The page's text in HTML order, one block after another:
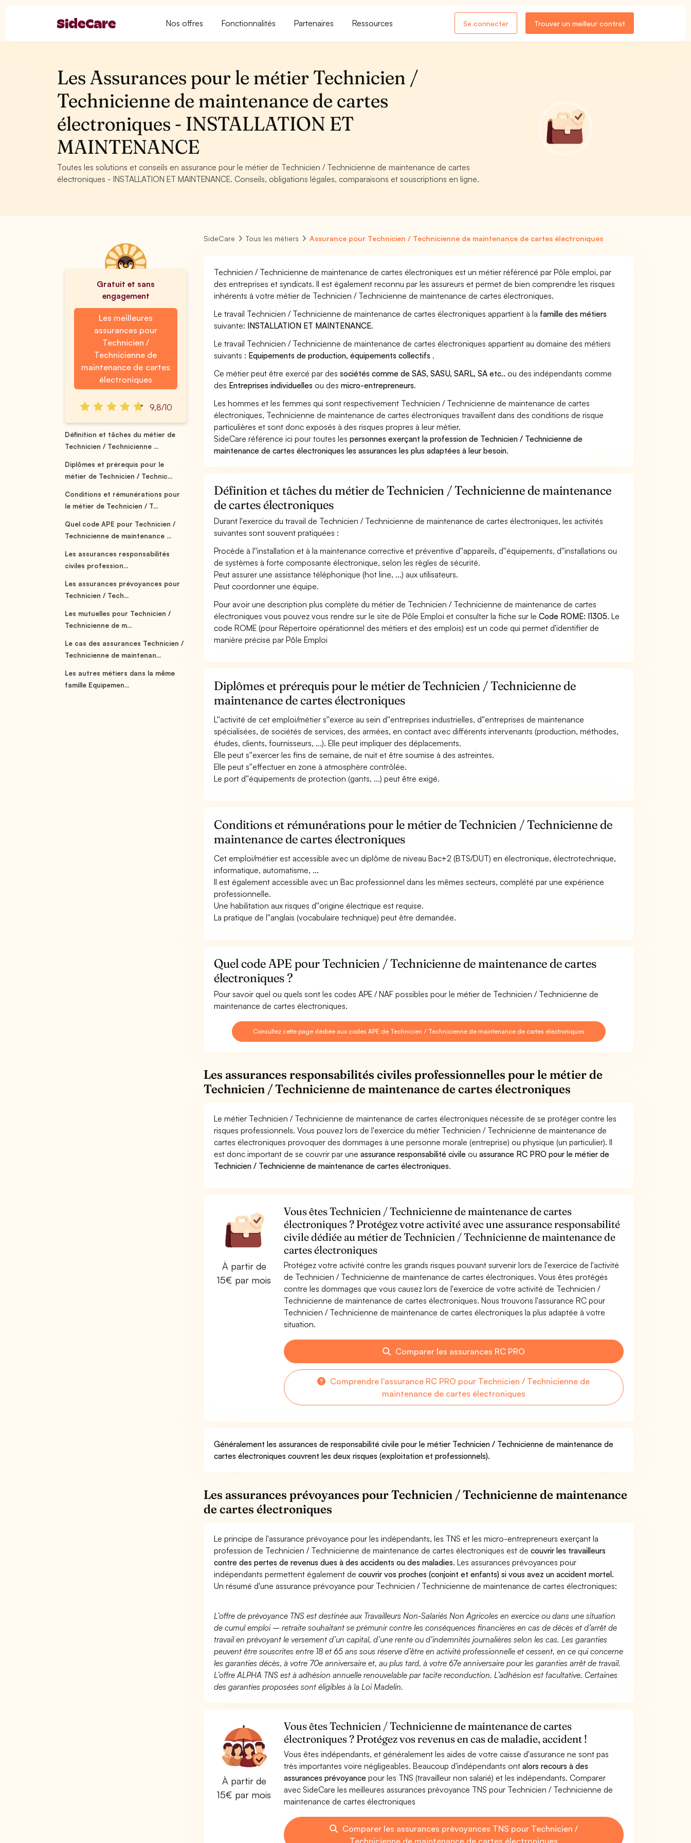
Nos offres Fonctionnalités Partenaires Ressources Se connecter Trouver un meilleur contrat
Les Assurances pour le métier Technicien /
Technicienne de maintenance de cartes
électroniques - INSTALLATION ET
MAINTENANCE
Toutes les solutions et conseils en assurance pour le métier de Technicien / Technicienne de maintenance de cartes
électroniques - INSTALLATION ET MAINTENANCE. Conseils, obligations légales, comparaisons et souscriptions en ligne.
Gratuit et sans
engagement
Les meilleures
assurances pour
Technicien /
Technicienne de
maintenance de cartes
électroniques
9,8/10
Définition et tâches du métier de
Technicien / Technicienne ...
Diplômes et prérequis pour le
métier de Technicien / Technic...
Conditions et rémunérations pour
le métier de Technicien / T...
Quel code APE pour Technicien /
Technicienne de maintenance ...
Les assurances responsabilités
civiles profession...
Les assurances prévoyances pour
Technicien / Tech...
Les mutuelles pour Technicien /
Technicienne de m...
Le cas des assurances Technicien /
Technicienne de maintenan...
Les autres métiers dans la même
famille Equipemen...
SideCare Tous les métiers Assurance pour Technicien / Technicienne de maintenance de cartes électroniques
Technicien / Technicienne de maintenance de cartes électroniques est un métier référencé par Pôle emploi, par
des entreprises et syndicats. Il est également reconnu par les assureurs et permet de bien comprendre les risques
inhérents à votre métier de Technicien / Technicienne de maintenance de cartes électroniques.
Le travail Technicien / Technicienne de maintenance de cartes électroniques appartient à la famille des métiers
suivante: INSTALLATION ET MAINTENANCE.
Le travail Technicien / Technicienne de maintenance de cartes électroniques appartient au domaine des métiers
suivants : Equipements de production, équipements collectifs .
Ce métier peut être exercé par dessociétés comme de SAS, SASU, SARL, SA etc.. ou des indépendants comme
des Entreprises individuelles ou desmicro-entrepreneurs.
Les hommes et les femmes qui sont respectivement Technicien / Technicienne de maintenance de cartes
électroniques, Technicienne de maintenance de cartes électroniques travaillent dans des conditions de risque
particulières et sont donc exposés à des risques propres à leur métier.
SideCare référence ici pour toutes lespersonnes exerçant la profession de Technicien / Technicienne de
maintenance de cartes électroniques les assurances les plus adaptées à leur besoin.
Définition et tâches du métier de Technicien / Technicienne de maintenance
de cartes électroniques
Durant l'exercice du travail de Technicien / Technicienne de maintenance de cartes électroniques, les activités
suivantes sont souvent pratiquées :
Procède à l''installation et à la maintenance corrective et préventive d''appareils, d''équipements, d''installations ou
de systèmes à forte composante électronique, selon les règles de sécurité.
Peut assurer une assistance téléphonique (hot line, ...) aux utilisateurs.
Peut coordonner une équipe.
Pour avoir une description plus complète du métier de Technicien / Technicienne de maintenance de cartes
électroniques vous pouvez vous rendre sur le site de Pôle Emploi et consulter la fiche sur leCode ROME: I1305. Le
code ROME (pour Répertoire opérationnel des métiers et des emplois) est un code qui permet d'identifier de
manière précise par Pôle Emploi
Diplômes et prérequis pour le métier de Technicien / Technicienne de
maintenance de cartes électroniques
L''activité de cet emploi/métier s''exerce au sein d''entreprises industrielles, d''entreprises de maintenance
spécialisées, de sociétés de services, des armées, en contact avec différents intervenants (production, méthodes,
études, clients, fournisseurs, ...). Elle peut impliquer des déplacements.
Elle peut s''exercer les fins de semaine, de nuit et être soumise à des astreintes.
Elle peut s''effectuer en zone à atmosphère contrôlée.
Le port d''équipements de protection (gants, ...) peut être exigé.
Conditions et rémunérations pour le métier de Technicien / Technicienne de
maintenance de cartes électroniques
Cet emploi/métier est accessible avec un diplôme de niveau Bac+2 (BTS/DUT) en électronique, électrotechnique,
informatique, automatisme, ...
Il est également accessible avec un Bac professionnel dans les mêmes secteurs, complété par une expérience
professionnelle.
Une habilitation aux risques d''origine électrique est requise.
La pratique de l''anglais (vocabulaire technique) peut être demandée.
Quel code APE pour Technicien / Technicienne de maintenance de cartes
électroniques ?
Pour savoir quel ou quels sont les codes APE / NAF possibles pour le métier de Technicien / Technicienne de
maintenance de cartes électroniques.
Consultez cette page dédiée aux codes APE de Technicien / Technicienne de maintenance de cartes électroniques
Les assurances responsabilités civiles professionnelles pour le métier de
Technicien / Technicienne de maintenance de cartes électroniques
Le métier Technicien / Technicienne de maintenance de cartes électroniques nécessite de se protéger contre les
risques professionnels. Vous pouvez lors de l'exercice du métier Technicien / Technicienne de maintenance de
cartes électroniques provoquer des dommages à une personne morale (entreprise) ou physique (un particulier). Il
est donc important de se couvrir par uneassurance responsabilité civile ouassurance RC PRO pour le métier de
Technicien / Technicienne de maintenance de cartes électroniques.
À partir de
15€ par mois
Vous êtes Technicien / Technicienne de maintenance de cartes
électroniques ? Protégez votre activité avec une assurance responsabilité
civile dédiée au métier de Technicien / Technicienne de maintenance de
cartes électroniques
Protégez votre activité contre les grands risques pouvant survenir lors de l'exercice de l'activité
de Technicien / Technicienne de maintenance de cartes électroniques. Vous êtes protégés
contre les dommages que vous causez lors de l'exercice de votre activité de Technicien /
Technicienne de maintenance de cartes électroniques. Nous trouvons l'assurance RC pour
Technicien / Technicienne de maintenance de cartes électroniques la plus adaptée à votre
situation.
Comparer les assurances RC PRO
Comprendre l'assurance RC PRO pour Technicien / Technicienne de
maintenance de cartes électroniques
Généralement les assurances de responsabilité civile pour le métier Technicien / Technicienne de maintenance de
cartes électroniques couvrent les deux risques (exploitation et professionnels).
Les assurances prévoyances pour Technicien / Technicienne de maintenance
de cartes électroniques
Le principe de l'assurance prévoyance pour les indépendants, les TNS et les micro-entrepreneurs exerçant la
profession de Technicien / Technicienne de maintenance de cartes électroniques est decouvrir les travailleurs
contre des pertes de revenus dues à des accidents ou des maladies. Les assurances prévoyances pour
indépendants permettent également decouvrir vos proches (conjoint et enfants) si vous avez un accident mortel.
Un résumé d'une assurance prévoyance pour Technicien / Technicienne de maintenance de cartes électroniques:
L’offre de prévoyance TNS est destinée aux Travailleurs Non-Salariés Non Agricoles en exercice ou dans une situation
de cumul emploi – retraite souhaitant se prémunir contre les conséquences financières en cas de décès et d’arrêt de
travail en prévoyant le versement d’un capital, d’une rente ou d’indemnités journalières selon les cas. Les garanties
peuvent être souscrites entre 18 et 65 ans sous réserve d’être en activité professionnelle et cessent, en ce qui concerne
les garanties décès, à votre 70e anniversaire et, au plus tard, à votre 67e anniversaire pour les garanties arrêt de travail.
L’offre ALPHA TNS est à adhésion annuelle renouvelable par tacite reconduction. L’adhésion est facultative. Certaines
des garanties proposées sont éligibles à la Loi Madelin.
À partir de
15€ par mois
Vous êtes Technicien / Technicienne de maintenance de cartes
électroniques ? Protégez vos revenus en cas de maladie, accident !
Vous êtes indépendants, et généralement les aides de votre caisse d'assurance ne sont pas
très importantes voire négligeables. Beaucoup d'indépendants ont alors recours à des
assurances prévoyancepour les TNS (travailleur non salarié) et les indépendants. Comparer
avec SideCare les meilleures assurances prévoyance TNS pour Technicien / Technicienne de
maintenance de cartes électroniques
Comparer les assurances prévoyances TNS pour Technicien /
Technicienne de maintenance de cartes électroniques